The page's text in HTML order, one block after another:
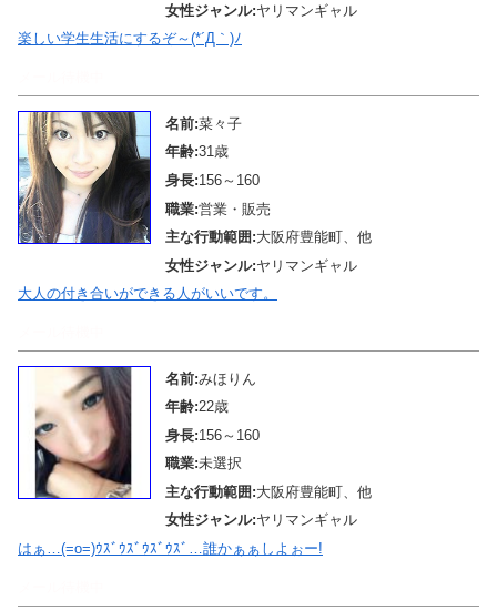
女性ジャンル:ヤリマンギャル
楽しい学生生活にするぞ～(*´Д｀)ﾉ
名前:菜々子
年齢:31歳
身長:156～160
職業:営業・販売
主な行動範囲:大阪府豊能町、他
女性ジャンル:ヤリマンギャル
大人の付き合いができる人がいいです。
名前:みほりん
年齢:22歳
身長:156～160
職業:未選択
主な行動範囲:大阪府豊能町、他
女性ジャンル:ヤリマンギャル
はぁ…(=o=)ｳｽﾞｳｽﾞｳｽﾞｳｽﾞ…誰かぁぁしよぉー!